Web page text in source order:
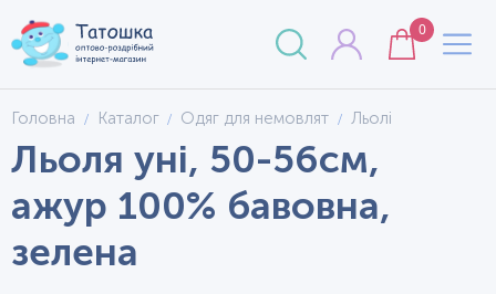
0
Головна Каталог Одяг для немовлят Льолі
Льоля уні, 50-56см,
ажур 100% бавовна,
зелена